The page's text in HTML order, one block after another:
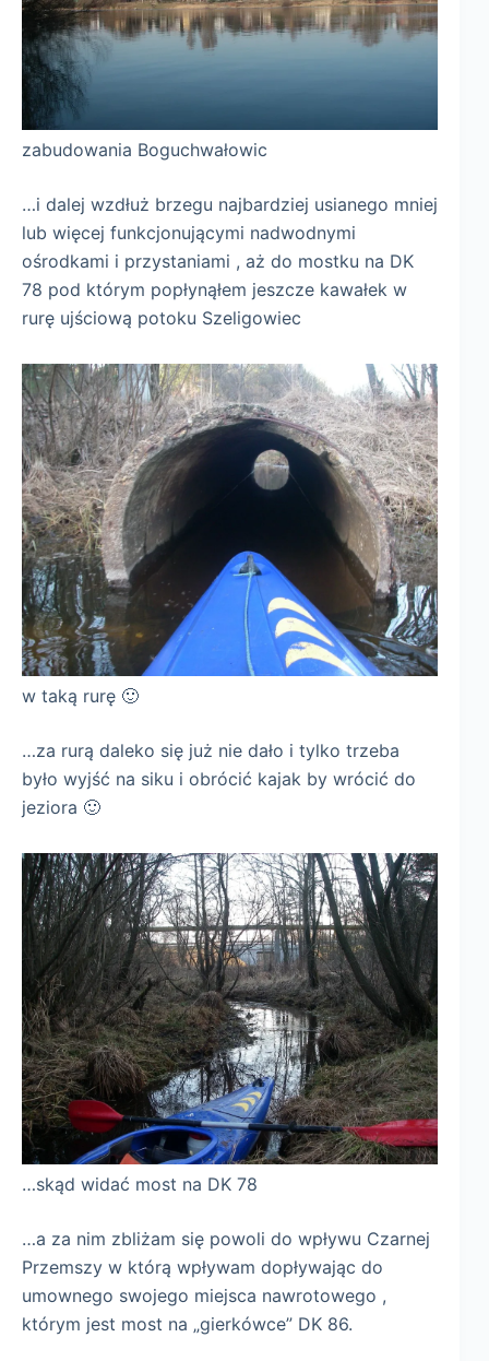
zabudowania Boguchwałowic
…i dalej wzdłuż brzegu najbardziej usianego mniej
lub więcej funkcjonującymi nadwodnymi
ośrodkami i przystaniami , aż do mostku na DK
78 pod którym popłynąłem jeszcze kawałek w
rurę ujściową potoku Szeligowiec
w taką rurę 🙂
…za rurą daleko się już nie dało i tylko trzeba
było wyjść na siku i obrócić kajak by wrócić do
jeziora 🙂
…skąd widać most na DK 78
…a za nim zbliżam się powoli do wpływu Czarnej
Przemszy w którą wpływam dopływając do
umownego swojego miejsca nawrotowego ,
którym jest most na „gierkówce” DK 86.